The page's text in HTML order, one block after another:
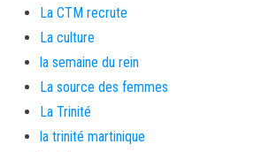
La CTM recrute
La culture
la semaine du rein
La source des femmes
La Trinité
la trinité martinique